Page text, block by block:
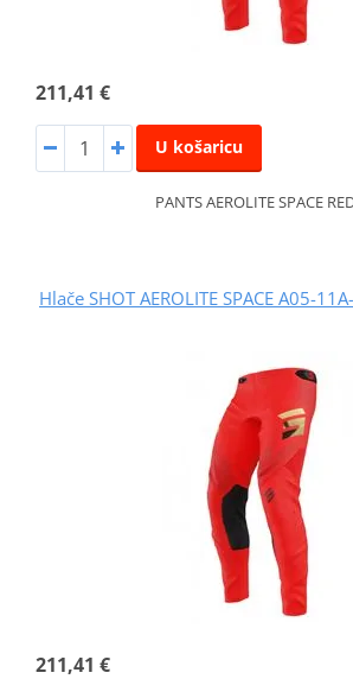
211,41 €
U košaricu
PANTS AEROLITE SPACE
Hlače SHOT AEROLITE SPACE A05-
211,41 €